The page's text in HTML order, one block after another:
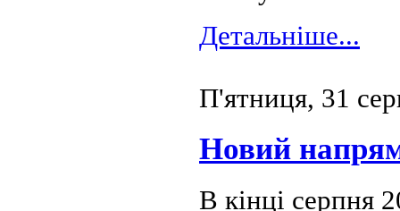
Детальніше...
П'ятниця, 31
Новий
В кінці серпня